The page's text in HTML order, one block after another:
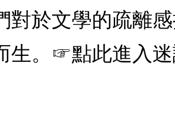
於文學的疏離
生。☞點此進入